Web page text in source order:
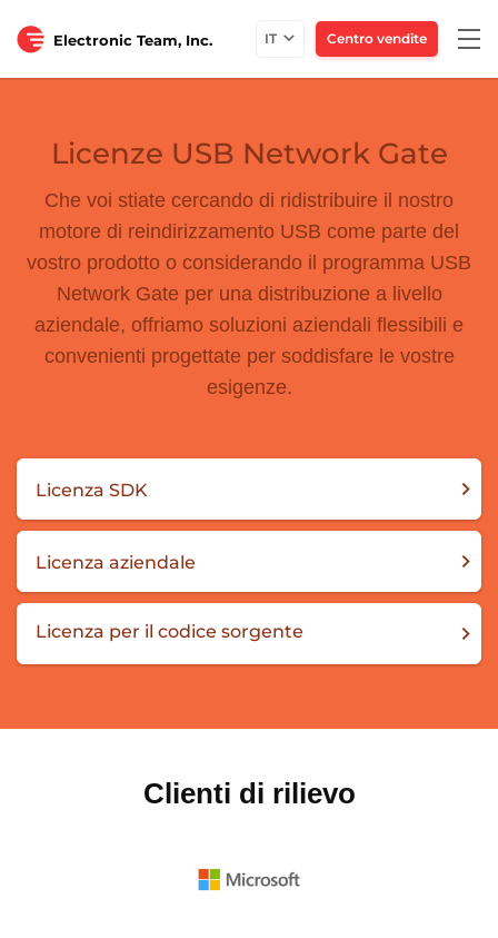
Electronic Team, Inc. IT Centro vendite
Licenze USB Network Gate
Che voi stiate cercando di ridistribuire il nostro
motore di reindirizzamento USB come parte del
vostro prodotto o considerando il programma USB
Network Gate per una distribuzione a livello
aziendale, offriamo soluzioni aziendali flessibili e
convenienti progettate per soddisfare le vostre
esigenze.
Licenza SDK
Licenza aziendale
Licenza per il codice sorgente
Clienti di rilievo